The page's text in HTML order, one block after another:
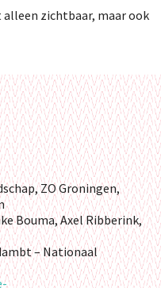
zichtbaar, maar ook
ZO Groningen,
Bouma, Axel Ribberink,
– Nationaal